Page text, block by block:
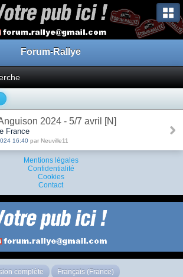
Forum-Rallye
2024 - 5/7 avril [N]
France
16:40 par Neuville11
Mentions légales
Confidentialité
Cookies
Contact
complète Français (France)